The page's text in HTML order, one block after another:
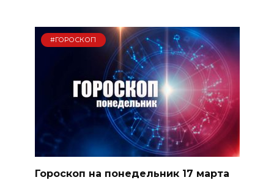
#ГОРОСКОП
Гороскоп на понедельник 17 марта